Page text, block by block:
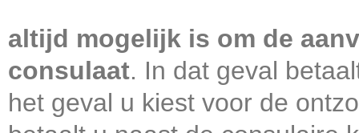
altijd mogelijk is om de
consulaat. In dat geval
het geval u kiest voor de